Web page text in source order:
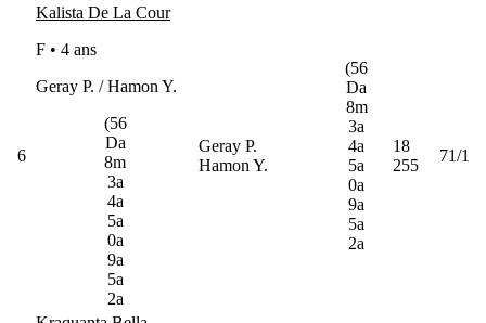
6
Kalista De La Cour
F • 4 ans
Geray P. / Hamon Y.
(56
Da
8m
3a
4a
5a
0a
9a
5a
2a
Geray P.
Hamon Y.
(56
Da
8m
3a
4a
5a
0a
9a
5a
2a
18
255
71/1